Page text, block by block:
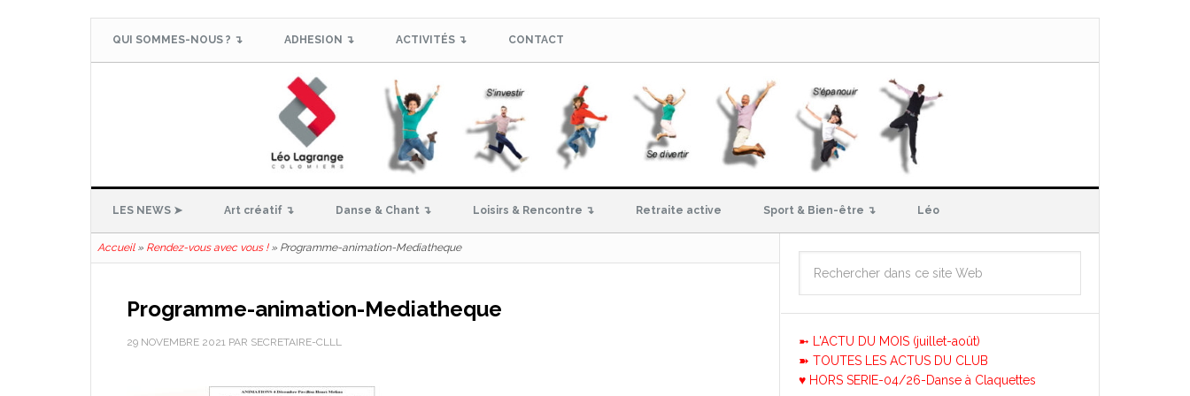
QUI SOMMES-NOUS ? ↴ ADHESION ↴ ACTIVITÉS ↴ CONTACT
LES NEWS ➤ Art créatif ↴ Danse & Chant ↴ Loisirs & Rencontre ↴ Retraite active Sport & Bien-être ↴ Léo
Accueil» Rendez-vous avec vous !» Programme-animation-Mediatheque
Programme-animation-Mediatheque
29 NOVEMBRE 2021 PAR SECRETAIRE-CLLL
➼ L'ACTU DU MOIS (juillet-août)
➽ TOUTES LES ACTUS DU CLUB
♥ HORS SERIE-04/26-Danse à Claquettes